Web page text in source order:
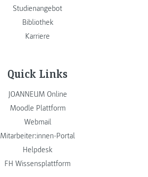
Studienangebot
Bibliothek
Karriere
Quick Links
JOANNEUM Online
Moodle Plattform
Webmail
Mitarbeiter:innen-Portal
Helpdesk
FH Wissensplattform